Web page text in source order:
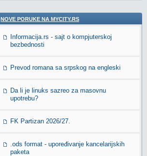
NOVE PORUKE NA MYCITY.RS
Informacija.rs - sajt o kompjuterskoj
bezbednosti
Prevod romana sa srpskog na engleski
Da li je linuks sazreo za masovnu
upotrebu?
FK Partizan 2026/27.
.ods format - upoređivanje kancelarijskih
paketa